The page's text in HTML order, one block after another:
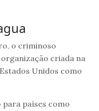
o criminoso
organização criada na
Unidos como
para países como